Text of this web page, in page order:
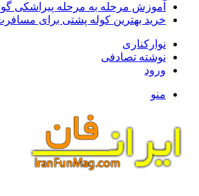
آموزش مرحله به مرحله پیراشکی
خرید بهترین کوله پشتی برای
نوارکناری
نوشته تصادفی
ورود
منو